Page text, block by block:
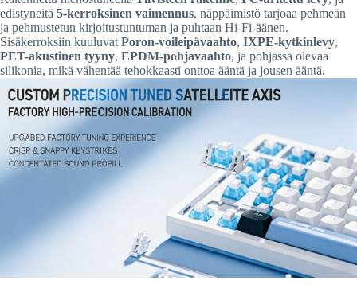
edistyneitä 5-kerroksinen vaimennus, näppäimistö tarjoaa pehmeän
ja pehmustetun kirjoitustuntuman ja puhtaan Hi-Fi-äänen.
Sisäkerroksiin kuuluvat Poron-voileipävaahto, IXPE-kytkinlevy,
PET-akustinen tyyny, EPDM-pohjavaahto, ja pohjassa olevaa
silikonia, mikä vähentää tehokkaasti onttoa ääntä ja jousen ääntä.